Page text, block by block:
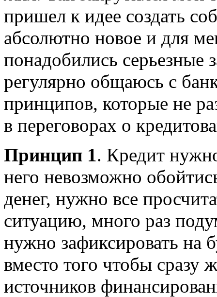
пришел к идее создать
абсолютно новое и для
понадобились серьезные
регулярно общаюсь с
принципов, которые не
в переговорах о
Принцип 1. Кредит
него невозможно
денег, нужно все
ситуацию, много раз
нужно зафиксировать на
вместо того чтобы сразу
источников